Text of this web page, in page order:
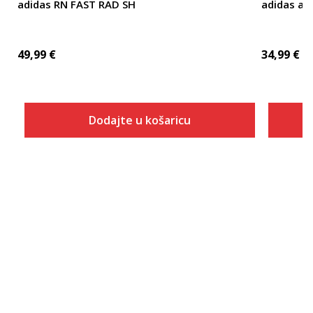
adidas RN FAST RAD SH
49,99 €
Dodajte u košaricu
adidas
34,99 €